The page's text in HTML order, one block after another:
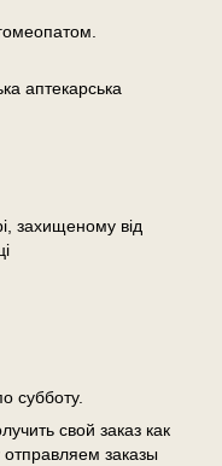
аптекарська
захищеному від
субботу.
свой заказ как
заказы